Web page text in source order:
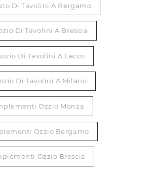
Di Tavolini A Bergamo
Di Tavolini A Brescia
Di Tavolini A Lecco
Di Tavolini A Milano
Ozzio Monza
Ozzio Bergamo
Ozzio Brescia